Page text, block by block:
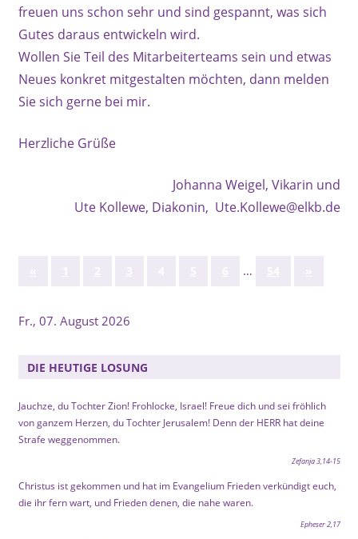
freuen uns schon sehr und sind gespannt, was sich
Gutes daraus entwickeln wird.
Wollen Sie Teil des Mitarbeiterteams sein und etwas
Neues konkret mitgestalten möchten, dann melden
Sie sich gerne bei mir.
Herzliche Grüße
Johanna Weigel, Vikarin und
Ute Kollewe, Diakonin, Ute.Kollewe@elkb.de
Seitennummerierung
Beiträge
…
Fr., 07. August 2026
DIE HEUTIGE LOSUNG
Jauchze, du Tochter Zion! Frohlocke, Israel! Freue dich und sei fröhlich
von ganzem Herzen, du Tochter Jerusalem! Denn der HERR hat deine
Strafe weggenommen.
Zefanja 3,14-15
Christus ist gekommen und hat im Evangelium Frieden verkündigt euch,
die ihr fern wart, und Frieden denen, die nahe waren.
Epheser 2,17